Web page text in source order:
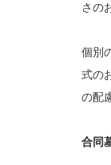
さの
個別
式の
の配
合同